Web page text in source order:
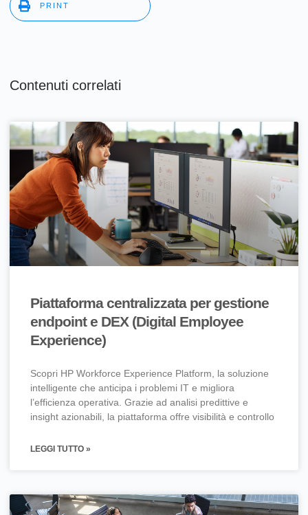
PRINT
Contenuti correlati
Piattaforma centralizzata per gestione
endpoint e DEX (Digital Employee
Experience)
Scopri HP Workforce Experience Platform, la soluzione
intelligente che anticipa i problemi IT e migliora
l’efficienza operativa. Grazie ad analisi predittive e
insight azionabili, la piattaforma offre visibilità e controllo
LEGGI TUTTO »